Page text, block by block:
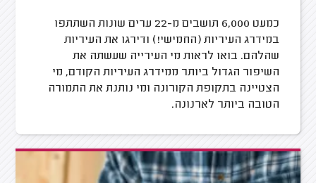
כמעט 6,000 תושבים מ-22 ערים שונות השתתפו
במידרג העיריות (החמישי!) ודירגו את העיריות
שהלהם. בואו לראות מי העירייה שעשתה את
השיפור הגדול ביותר ממידרג העיריות הקודם, מי
הצטיינה בתקופת הקורונה ומי נותנת את התמורה
הטובה ביותר לארנונה.